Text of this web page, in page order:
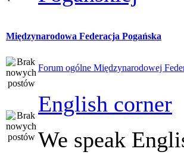
Międzynarodowa Federacja Pogańska
Forum ogólne Międzynarodowej
English corner
We speak